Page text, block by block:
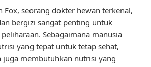
Fox, seorang dokter hewan terkenal,
bergizi sangat penting untuk
Sebagaimana manusia
yang tepat untuk tetap sehat,
juga membutuhkan nutrisi yang